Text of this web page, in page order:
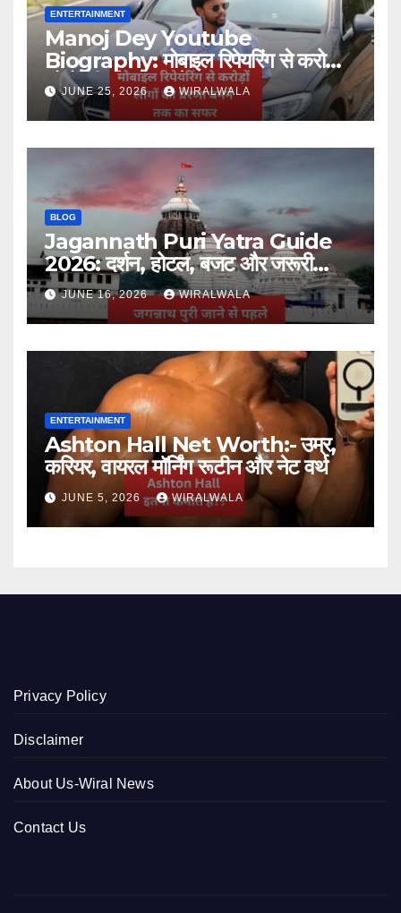
ENTERTAINMENT
Manoj Dey Youtube
Biography: मोबाइल रिपेयरिंग से करोड़ों
लोगों की प्रेरणा बनने तक का सफर
JUNE 25, 2026 WIRALWALA
BLOG
Jagannath Puri Yatra Guide
2026: दर्शन, होटल, बजट और जरूरी
जानकारी
JUNE 16, 2026 WIRALWALA
ENTERTAINMENT
Ashton Hall Net Worth:- उम्र,
करियर, वायरल मॉर्निंग रूटीन और नेट वर्थ
JUNE 5, 2026 WIRALWALA
Privacy Policy
Disclaimer
About Us-Wiral News
Contact Us